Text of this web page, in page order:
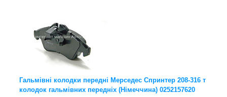
Гальмівні колодки передні Мерседес Спринтер 208-316 т
колодок гальмівних передніх (Німеччина) 0252157620